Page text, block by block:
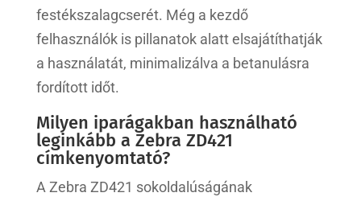
festékszalagcserét. Még a kezdő
felhasználók is pillanatok alatt elsajátíthatják
a használatát, minimalizálva a betanulásra
fordított időt.
Milyen iparágakban használható
leginkább a Zebra ZD421
címkenyomtató?
A Zebra ZD421 sokoldalúságának